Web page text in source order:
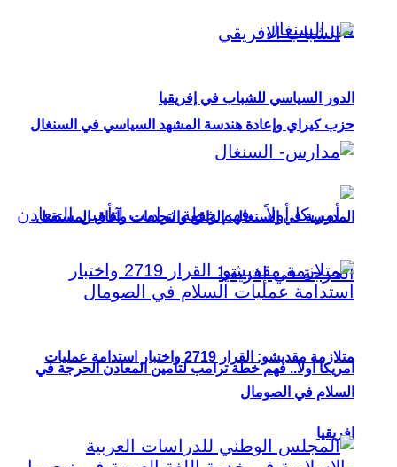
حزب كيراي وإعادة هندسة المشهد السياسي في السنغال
أمريكا أولاً.. فهم خطة ترامب لتأمين المعادن الحرجة في
إفريقيا
الدور السياسي للشباب في إفريقيا
المدرسة في السنغال: الواقع والتحديات وآفاق المستقبل
متلازمة مقديشو: القرار 2719 واختبار استدامة عمليات
السلام في الصومال